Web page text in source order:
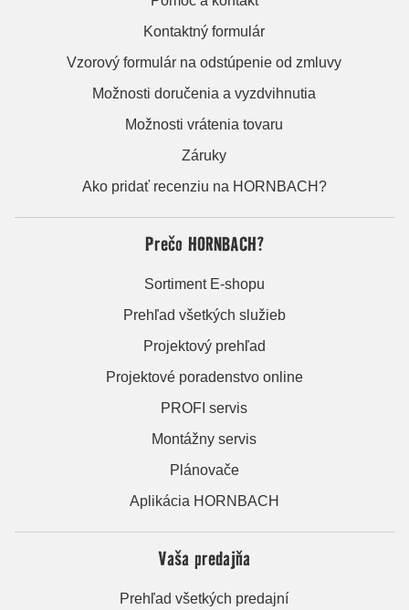
Kontaktný formulár
Vzorový formulár na odstúpenie od zmluvy
Možnosti doručenia a vyzdvihnutia
Možnosti vrátenia tovaru
Záruky
Ako pridať recenziu na HORNBACH?
Prečo HORNBACH?
Sortiment E-shopu
Prehľad všetkých služieb
Projektový prehľad
Projektové poradenstvo online
PROFI servis
Montážny servis
Plánovače
Aplikácia HORNBACH
Vaša predajňa
Prehľad všetkých predajní